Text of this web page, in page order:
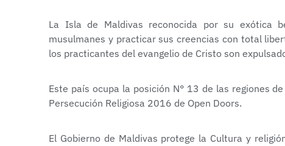
La Isla de Maldivas reconocida por su exótica
musulmanes y practicar sus creencias con total
los practicantes del evangelio de Cristo son
Este país ocupa la posición N° 13 de las regiones
Persecución Religiosa 2016 de Open Doors.
El Gobierno de Maldivas protege la Cultura y